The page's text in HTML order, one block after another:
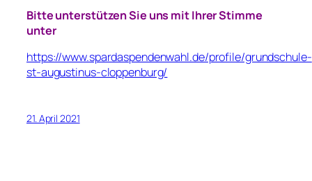
Bitte unterstützen Sie uns mit Ihrer Stimme
unter
https://www.spardaspendenwahl.de/profile/grundschule-
st-augustinus-cloppenburg/
21. April 2021